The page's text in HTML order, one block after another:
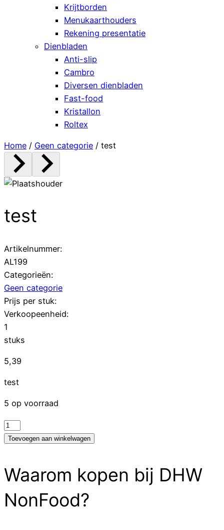
Krijtborden
Menukaarthouders
Rekening presentatie
Dienbladen
Anti-slip
Cambro
Diversen dienbladen
Fast-food
Kristallon
Roltex
Home / Geen categorie / test
test
Artikelnummer:
AL199
Categorieën:
Geen categorie
Prijs per stuk:
Verkoopeenheid:
1
stuks
5,39
test
5 op voorraad
test
aantal
Toevoegen aan winkelwagen
Waarom kopen bij DHW
NonFood?